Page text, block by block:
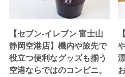
【セブン-イレブン 富士山
静岡空港店】機内や旅先で
役立つ便利なグッズも揃う
空港ならではのコンビニ。